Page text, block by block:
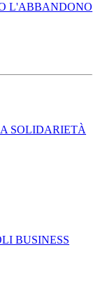
L'ABBANDONO
SOLIDARIETÀ
BUSINESS